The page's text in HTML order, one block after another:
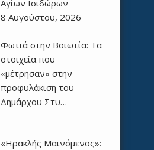
Αγίων Ισιδώρων
8 Αυγούστου, 2026
Φωτιά στην Βοιωτία: Τα
στοιχεία που
«μέτρησαν» στην
προφυλάκιση του
Δημάρχου Στυ…
«Ηρακλής Μαινόμενος»: